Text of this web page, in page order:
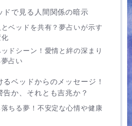
ドで見る人間関係の暗示
ベッドを共有？夢占いが示す
ドシーン！愛情と絆の深まり
占い
るベッドからのメッセージ！
告か、それとも吉兆か？
ちる夢！不安定な心情や健康